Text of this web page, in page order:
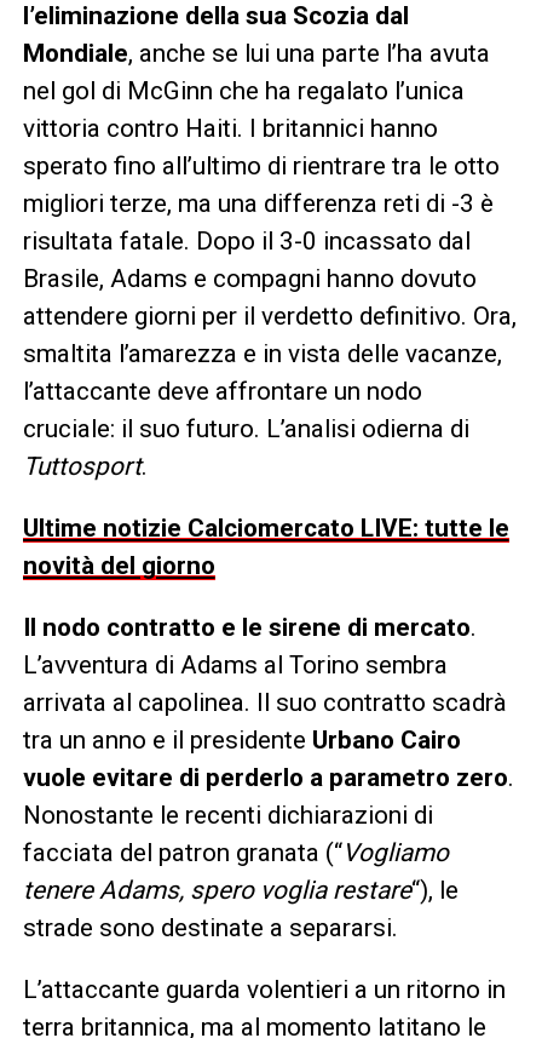
l’eliminazione della sua Scozia dal
Mondiale, anche se lui una parte l’ha avuta
nel gol di McGinn che ha regalato l’unica
vittoria contro Haiti. I britannici hanno
sperato fino all’ultimo di rientrare tra le otto
migliori terze, ma una differenza reti di -3 è
risultata fatale. Dopo il 3-0 incassato dal
Brasile, Adams e compagni hanno dovuto
attendere giorni per il verdetto definitivo. Ora,
smaltita l’amarezza e in vista delle vacanze,
l’attaccante deve affrontare un nodo
cruciale: il suo futuro. L’analisi odierna di
Tuttosport.
Ultime notizie Calciomercato LIVE: tutte le
novità del giorno
Il nodo contratto e le sirene di mercato.
L’avventura di Adams al Torino sembra
arrivata al capolinea. Il suo contratto scadrà
tra un anno e il presidente Urbano Cairo
vuole evitare di perderlo a parametro zero.
Nonostante le recenti dichiarazioni di
facciata del patron granata (“Vogliamo
tenere Adams, spero voglia restare“), le
strade sono destinate a separarsi.
L’attaccante guarda volentieri a un ritorno in
terra britannica, ma al momento latitano le